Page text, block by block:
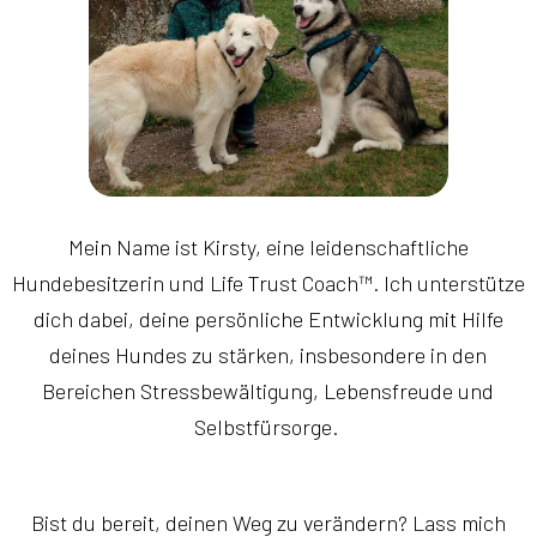
Mein Name ist Kirsty, eine leidenschaftliche
Hundebesitzerin und Life Trust Coach™. Ich unterstütze
dich dabei, deine persönliche Entwicklung mit Hilfe
deines Hundes zu stärken, insbesondere in den
Bereichen Stressbewältigung, Lebensfreude und
Selbstfürsorge.
Bist du bereit, deinen Weg zu verändern? Lass mich